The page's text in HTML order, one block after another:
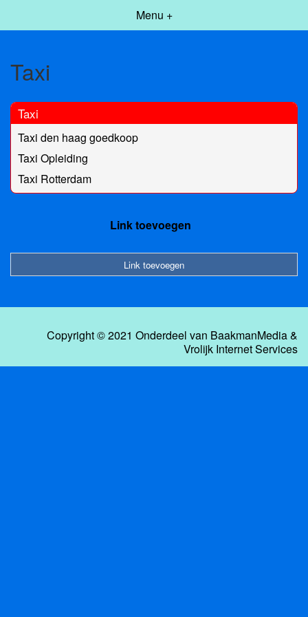
Menu +
Taxi
Taxi
Taxi den haag goedkoop
Taxi Opleiding
Taxi Rotterdam
Link toevoegen
Link toevoegen
Copyright © 2021 Onderdeel van BaakmanMedia&
Vrolijk Internet Services